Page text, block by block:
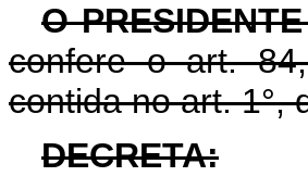
O
confere o art.
contida no art. 1°,
DECRETA: